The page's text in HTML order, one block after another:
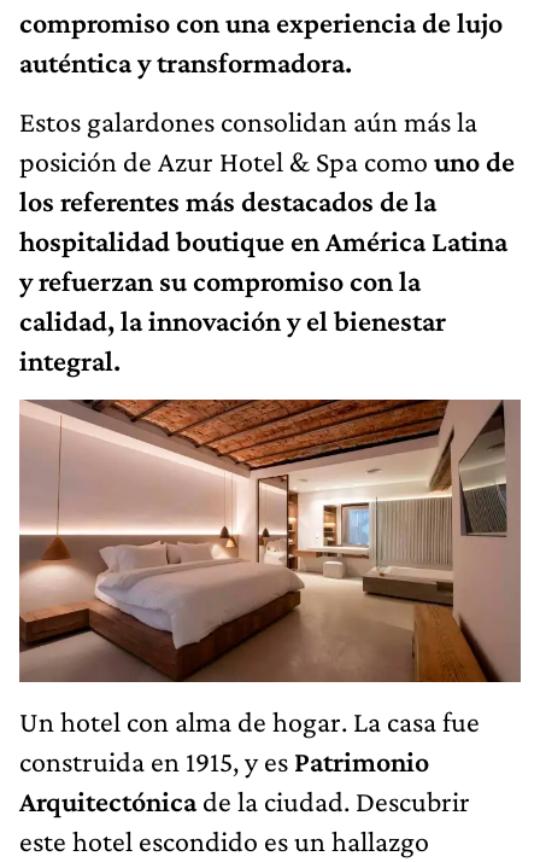
compromiso con una experiencia de lujo
auténtica y transformadora.
Estos galardones consolidan aún más la
posición de Azur Hotel & Spa como uno de
los referentes más destacados de la
hospitalidad boutique en América Latina
y refuerzan su compromiso con la
calidad, la innovación y el bienestar
integral.
Un hotel con alma de hogar. La casa fue
construida en 1915, y es Patrimonio
Arquitectónicade la ciudad. Descubrir
este hotel escondido es un hallazgo